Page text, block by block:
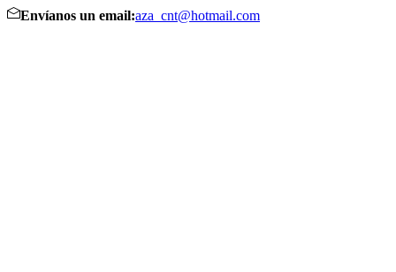
Envíanos un email:aza_cnt@hotmail.com